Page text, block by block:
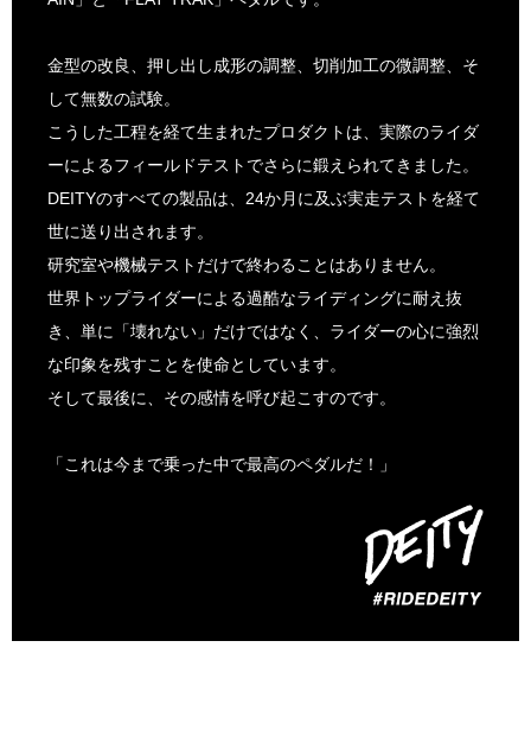
金型の改良、押し出し成形の調整、切削加工の微調整、そ
して無数の試験。
こうした工程を経て生まれたプロダクトは、実際のライダ
ーによるフィールドテストでさらに鍛えられてきました。
DEITYのすべての製品は、24か月に及ぶ実走テストを経て
世に送り出されます。
研究室や機械テストだけで終わることはありません。
世界トップライダーによる過酷なライディングに耐え抜
き、単に「壊れない」だけではなく、ライダーの心に強烈
な印象を残すことを使命としています。
そして最後に、その感情を呼び起こすのです。
「これは今まで乗った中で最高のペダルだ！」